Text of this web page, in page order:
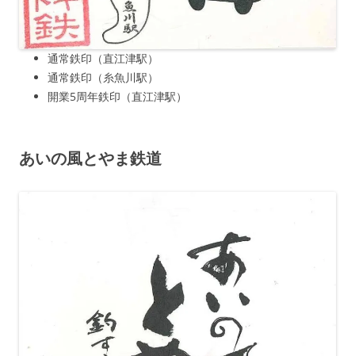
通常鉄印（直江津駅）
通常鉄印（糸魚川駅）
開業5周年鉄印（直江津駅）
あいの風とやま鉄道